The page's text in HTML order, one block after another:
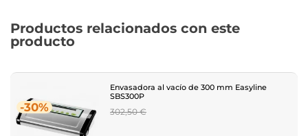
Productos relacionados con este
producto
-30%
Envasadora al vacío de 300 mm Easyline
SBS300P
Regular
302,50 €